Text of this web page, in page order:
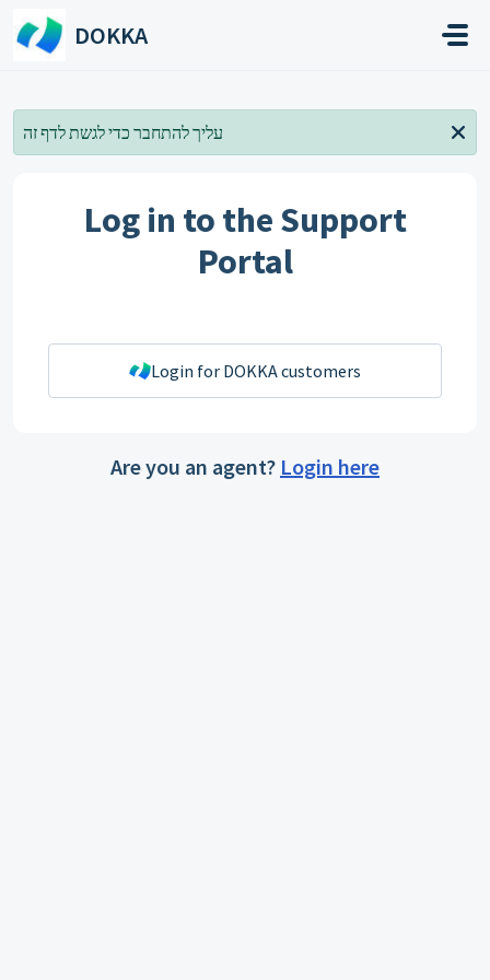
Skip to main content
DOKKA
עליך להתחבר כדי לגשת לדף זה
Log in to the Support
Portal
Login for DOKKA customers
Are you an agent? Login here